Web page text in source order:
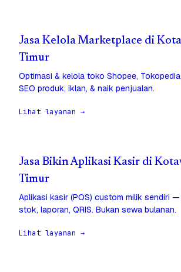
Jasa Kelola Marketplace di
Timur
Optimasi & kelola toko Shopee,
SEO produk, iklan, & naik penjualan.
Lihat layanan →
Jasa Bikin Aplikasi Kasir di
Timur
Aplikasi kasir (POS) custom milik sendiri
stok, laporan, QRIS. Bukan sewa bulanan.
Lihat layanan →